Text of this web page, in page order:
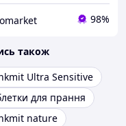
98%
також
Ultra Sensitive
для прання
nature